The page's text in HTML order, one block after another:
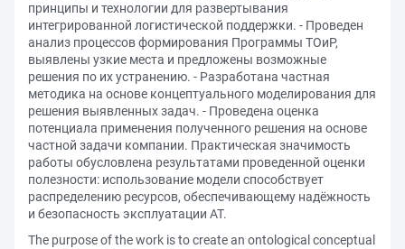
принципы и технологии для развертывания
интегрированной логистической поддержки. - Проведен
анализ процессов формирования Программы ТОиР,
выявлены узкие места и предложены возможные
решения по их устранению. - Разработана частная
методика на основе концептуального моделирования для
решения выявленных задач. - Проведена оценка
потенциала применения полученного решения на основе
частной задачи компании. Практическая значимость
работы обусловлена результатами проведенной оценки
полезности: использование модели способствует
распределению ресурсов, обеспечивающему надёжность
и безопасность эксплуатации АТ.
The purpose of the work is to create an ontological conceptual